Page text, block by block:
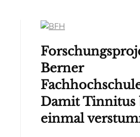
Berner
Damit Tinnitus
einmal